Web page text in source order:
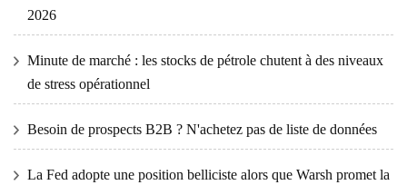
2026
Minute de marché : les stocks de pétrole chutent à des niveaux
de stress opérationnel
Besoin de prospects B2B ? N'achetez pas de liste de données
La Fed adopte une position belliciste alors que Warsh promet la